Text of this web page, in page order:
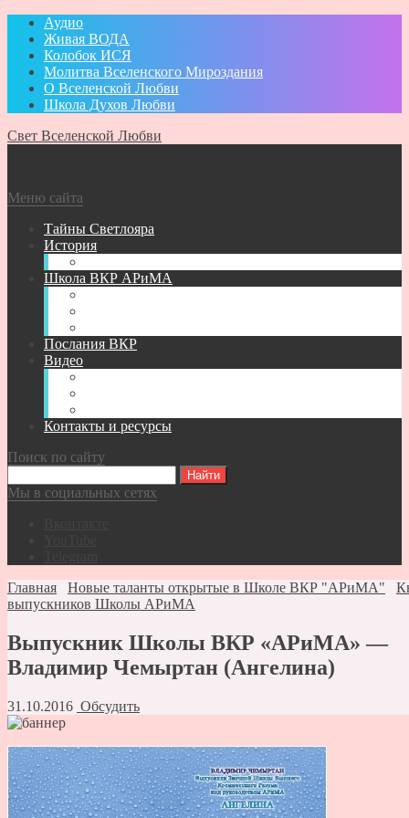
Аудио
Живая ВОДА
Колобок ИСЯ
Молитва Вселенского Мироздания
О Вселенской Любви
Школа Духов Любви
Свет Вселенской Любви
Меню сайта
Тайны Светлояра
История
Школа ВКР АРиМА
Послания ВКР
Видео
Контакты и ресурсы
Поиск по сайту
Мы в социальных сетях
Главная
Новые таланты открытые в Школе ВКР "АРиМА"
выпускников Школы АРиМА
Выпускник Школы ВКР «АРиМА» —
Владимир Чемыртан (Ангелина)
31.10.2016 Обсудить